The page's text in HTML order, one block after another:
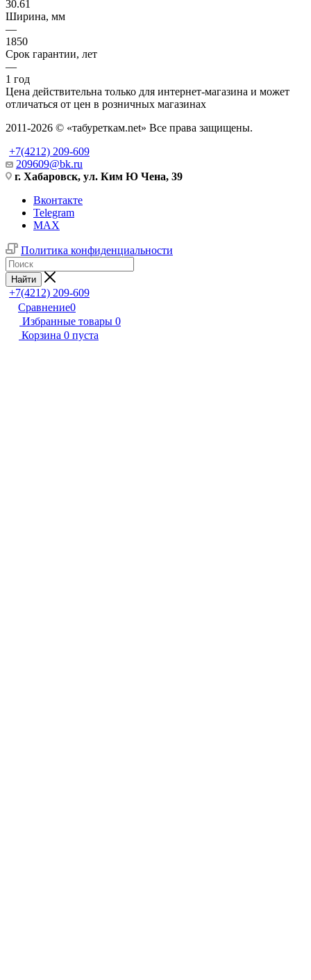
30.61
Ширина, мм
—
1850
Срок гарантии, лет
—
1 год
Цена действительна только для интернет-магазина и может
отличаться от цен в розничных магазинах
2011-2026 © «табуреткам.net» Все права защищены.
+7(4212) 209-609
209609@bk.ru
г. Хабаровск, ул. Ким Ю Чена, 39
Вконтакте
Telegram
MAX
Политика конфиденциальности
Найти
+7(4212) 209-609
Сравнение0
Избранные товары 0
Корзина 0 пуста